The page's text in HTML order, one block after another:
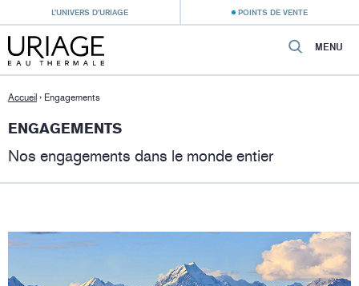
L’UNIVERS D’URIAGE POINTS DE VENTE
MENU
Accueil › Engagements
ENGAGEMENTS
Nos engagements dans le monde entier